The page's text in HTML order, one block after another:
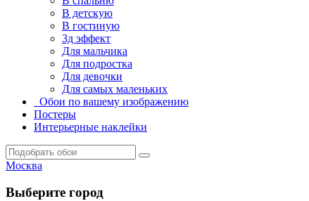
В детскую
В гостиную
3д эффект
Для мальчика
Для подростка
Для девочки
Для самых маленьких
Обои по вашему изображению
Постеры
Интерьерные наклейки
Москва
Выберите город